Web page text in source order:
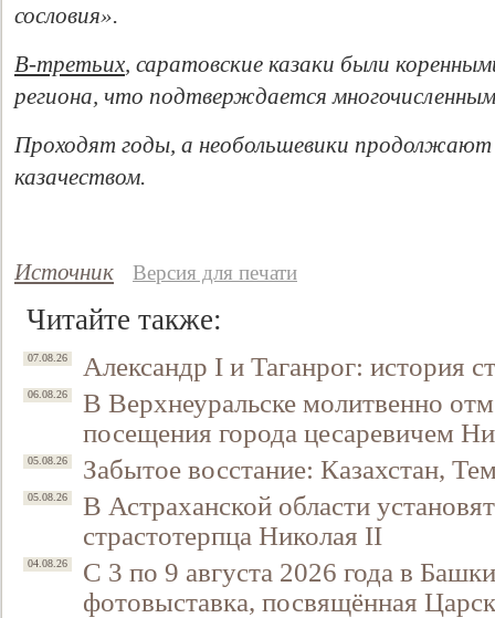
сословия».
В-третьих, саратовские казаки были
региона, что подтверждается
Проходят годы, а необольшевики продолжают
казачеством.
Источник Версия для печати
Читайте также:
07.08.26 Александр I и Таганрог: история
06.08.26
В Верхнеуральске молитвенно
посещения города цесаревичем
05.08.26 Забытое восстание: Казахстан,
05.08.26
В Астраханской области
страстотерпца Николая II
04.08.26
С 3 по 9 августа 2026 года в
фотовыставка, посвящённая